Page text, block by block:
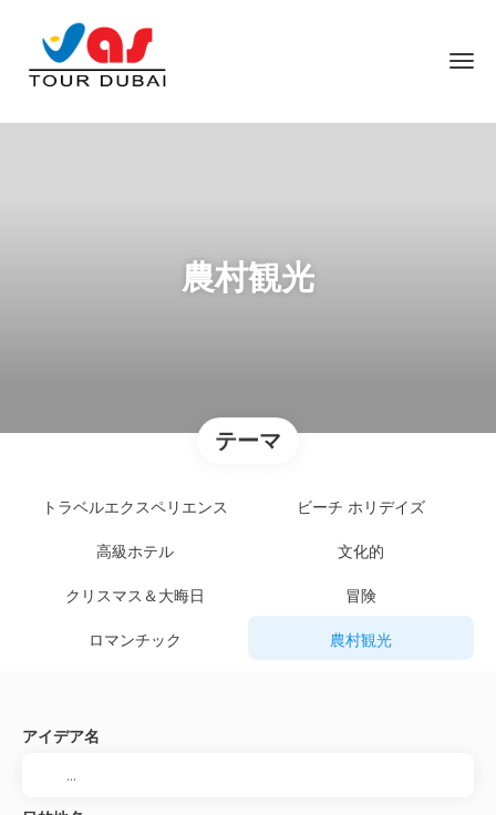
農村観光
テーマ
トラベルエクスペリエンス
ビーチ ホリデイズ
高級ホテル
文化的
クリスマス＆大晦日
冒険
ロマンチック
農村観光
アイデア名